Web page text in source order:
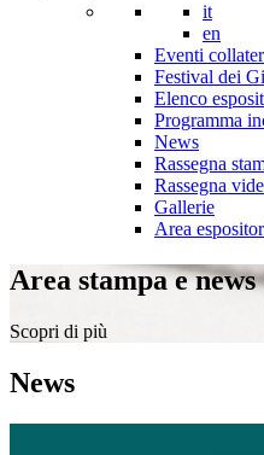
it
en
Eventi
Festival dei
Elenco
Programma
News
Rassegna
Rassegna
Gallerie
Area
Area stampa e news
Scopri di più
News